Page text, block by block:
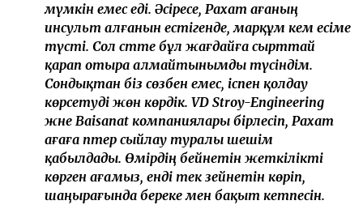
мүмкін емес еді. Әсіресе, Рахат ағаның
инсульт алғанын естігенде, марқұм әкем есіме
түсті. Сол сәтте бұл жағдайға сырттай
қарап отыра алмайтынымды түсіндім.
Сондықтан біз сөзбен емес, іспен қолдау
көрсетуді жөн көрдік. VD Stroy-Engineering
және Baisanat компаниялары бірлесіп, Рахат
ағаға пәтер сыйлау туралы шешім
қабылдады. Өмірдің бейнетін жеткілікті
көрген ағамыз, енді тек зейнетін көріп,
шаңырағында береке мен бақыт кетпесін.